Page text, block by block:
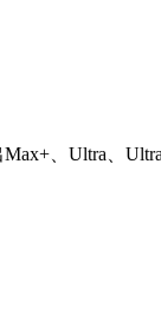
、Ultra、